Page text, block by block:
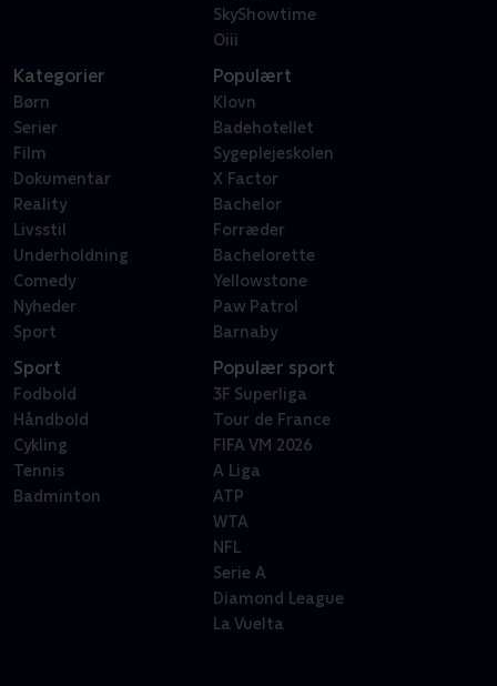
SkyShowtime
Oiii
Kategorier
Børn
Serier
Film
Dokumentar
Reality
Livsstil
Underholdning
Comedy
Nyheder
Sport
Populært
Klovn
Badehotellet
Sygeplejeskolen
X Factor
Bachelor
Forræder
Bachelorette
Yellowstone
Paw Patrol
Barnaby
Sport
Fodbold
Håndbold
Cykling
Tennis
Badminton
Populær sport
3F Superliga
Tour de France
FIFA VM 2026
A Liga
ATP
WTA
NFL
Serie A
Diamond League
La Vuelta